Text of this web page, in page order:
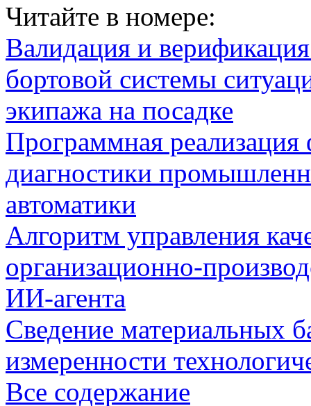
Читайте в номере:
Валидация и
бортовой системы
экипажа на посадке
Программная
диагностики
автоматики
Алгоритм управления
организационно-
ИИ-агента
Сведение материальных
измеренности
Все содержание